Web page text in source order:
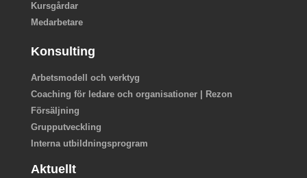
Kursgårdar
Medarbetare
Konsulting
Arbetsmodell och verktyg
Coaching för ledare och organisationer | Rezon
Försäljning
Grupputveckling
Interna utbildningsprogram
Aktuellt